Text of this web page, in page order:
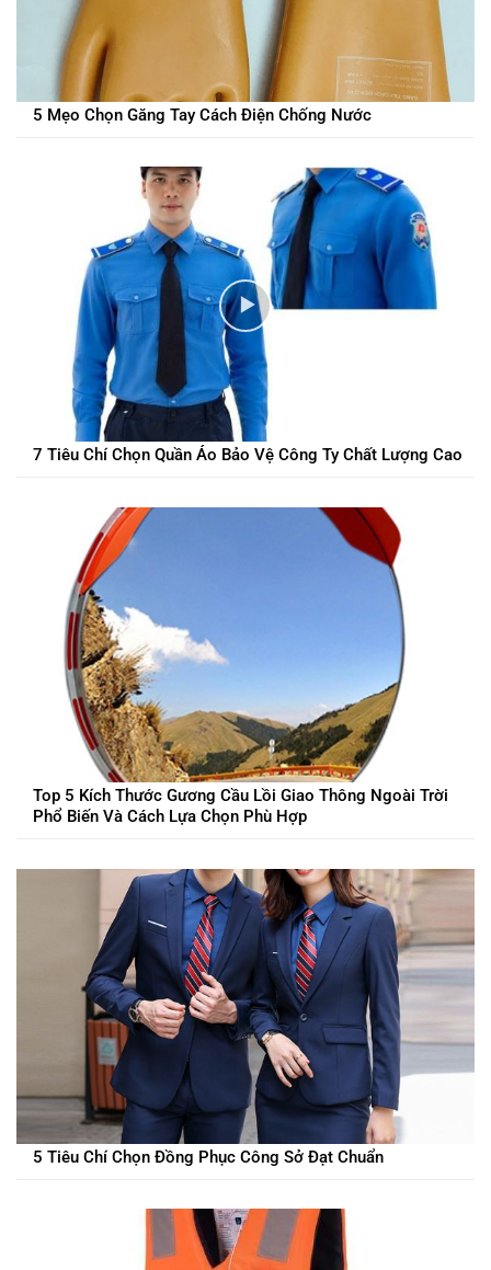
5 Mẹo Chọn Găng Tay Cách Điện Chống Nước
7 Tiêu Chí Chọn Quần Áo Bảo Vệ Công Ty Chất Lượng Cao
Top 5 Kích Thước Gương Cầu Lồi Giao Thông Ngoài Trời
Phổ Biến Và Cách Lựa Chọn Phù Hợp
5 Tiêu Chí Chọn Đồng Phục Công Sở Đạt Chuẩn